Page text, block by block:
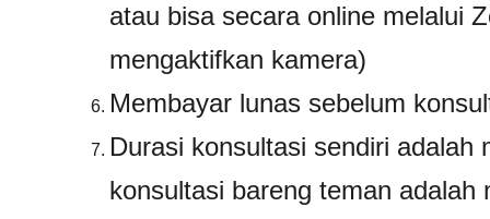
atau bisa secara online melalui
mengaktifkan kamera)
Membayar lunas sebelum
Durasi konsultasi sendiri
konsultasi bareng teman adalah